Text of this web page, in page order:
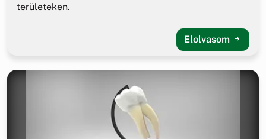
területeken.
Elolvasom